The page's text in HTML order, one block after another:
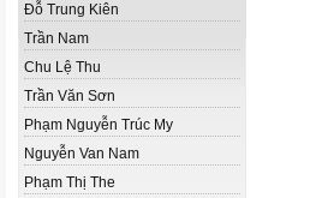
Đỗ Trung Kiên
Trần Nam
Chu Lệ Thu
Trần Văn Sơn
Phạm Nguyễn Trúc My
Nguyễn Van Nam
Phạm Thị The